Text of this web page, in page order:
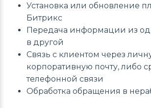
Установка или обновление
Битрикс
Передача информации из
в другой
Связь с клиентом через
корпоративную почту, либо
телефонной связи
Обработка обращения в